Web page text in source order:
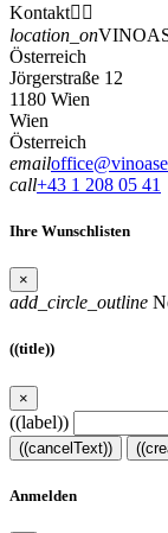
Kontakt 
location_on
Österreich
Jörgerstraße 12
1180 Wien
Wien
Österreich
email
call+43 1 208 05 41
Ihre Wunschlisten
×
add_circle_outline
((title))
×
((label))
((cancelText))
Anmelden